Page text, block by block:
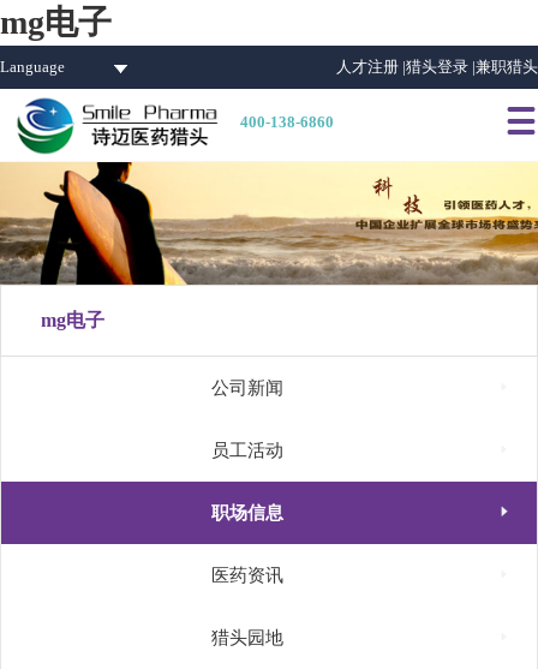
mg电子
Language 人才注册 |猎头登录 |兼职猎头
400-138-6860 
mg电子
公司新闻
员工活动
职场信息 
医药资讯
猎头园地